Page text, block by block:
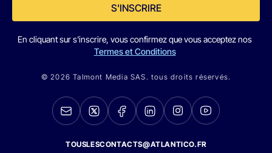
S'INSCRIRE
En cliquant sur s'inscrire, vous confirmez que vous acceptez nos
Termes et Conditions
© 2026 Talmont Media SAS. tous droits réservés.
TOUSLESCONTACTS@ATLANTICO.FR